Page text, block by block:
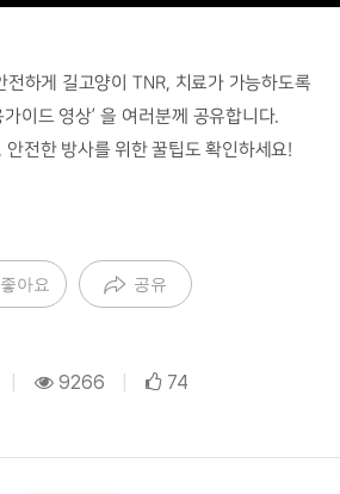
하게 길고양이 TNR, 치료가 가능하도록
가이드 영상’ 을 여러분께 공유합니다.
, 안전한 방사를 위한 꿀팁도 확인하세요!
아요 공유
9266 74